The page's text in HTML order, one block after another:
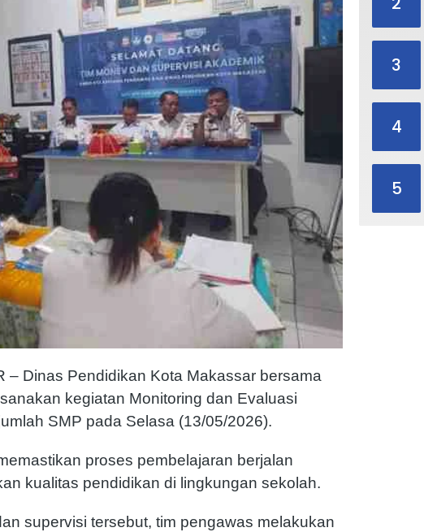
– Dinas Pendidikan Kota Makassar bersama
kegiatan Monitoring dan Evaluasi
SMP pada Selasa (13/05/2026).
proses pembelajaran berjalan
kualitas pendidikan di lingkungan sekolah.
supervisi tersebut, tim pengawas melakukan
3
4
5